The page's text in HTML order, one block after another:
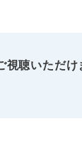
聴いただけ